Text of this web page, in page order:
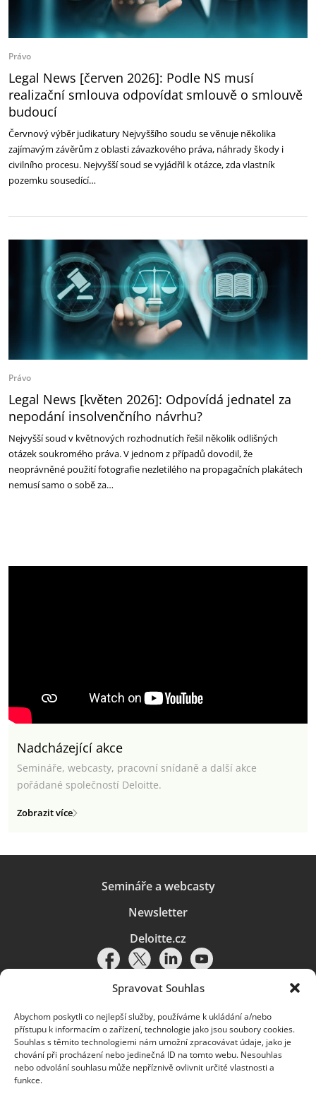
Spravovat Souhlas
Abychom poskytli co nejlepší služby, používáme k ukládání a/nebo
přístupu k informacím o zařízení, technologie jako jsou soubory cookies.
Souhlas s těmito technologiemi nám umožní zpracovávat údaje, jako je
chování při procházení nebo jedinečná ID na tomto webu. Nesouhlas
nebo odvolání souhlasu může nepříznivě ovlivnit určité vlastnosti a
funkce.
Právo
Legal News [červen 2026]: Podle NS musí
realizační smlouva odpovídat smlouvě o smlouvě
budoucí
Červnový výběr judikatury Nejvyššího soudu se věnuje několika
zajímavým závěrům z oblasti závazkového práva, náhrady škody i
civilního procesu. Nejvyšší soud se vyjádřil k otázce, zda vlastník
pozemku sousedící…
Právo
Legal News [květen 2026]: Odpovídá jednatel za
nepodání insolvenčního návrhu?
Nejvyšší soud v květnových rozhodnutích řešil několik odlišných
otázek soukromého práva. V jednom z případů dovodil, že
neoprávněné použití fotografie nezletilého na propagačních plakátech
nemusí samo o sobě za…
Nadcházející akce
Semináře, webcasty, pracovní snídaně a další akce
pořádané společností Deloitte.
Zobrazit více
Semináře a webcasty
Newsletter
Deloitte.cz
Pravidla používání|Ochrana osobních údajů|Soubory cookies |
Deloitte.cz
© 2026. Více informací najdete vPravidlech používání.
Deloitte označuje jednu či více společností globální sítě členských